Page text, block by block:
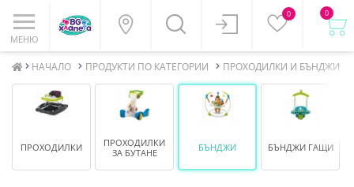
МЕНЮ
0 0
НАЧАЛО ПРОДУКТИ ПО КАТЕГОРИИ ПРОХОДИЛКИ И БЪНДЖИ
ПРОХОДИЛКИ
ПРОХОДИЛКИ
ЗА БУТАНЕ
БЪНДЖИ БЪНДЖИ ГАЩИ